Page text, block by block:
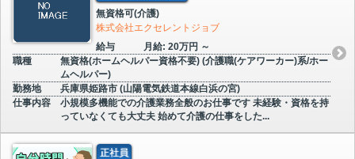
無資格可(介護)
株式会社エクセレントジョブ
給与
月給: 20万円 ～
職種
無資格(ホームヘルパー資格不要) (介護職(ケアワーカー)系/ホー
ムヘルパー)
勤務地
兵庫県姫路市 (山陽電気鉄道本線白浜の宮)
仕事内容
小規模多機能での介護業務全般のお仕事です 未経験・資格を持
っていなくても大丈夫 始めて介護の仕事をした...
正社員